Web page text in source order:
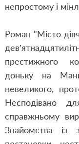
непростому і
Роман "Місто
престижного
доньку на
невеликого,
Несподівано
справжньому
Знайомства із